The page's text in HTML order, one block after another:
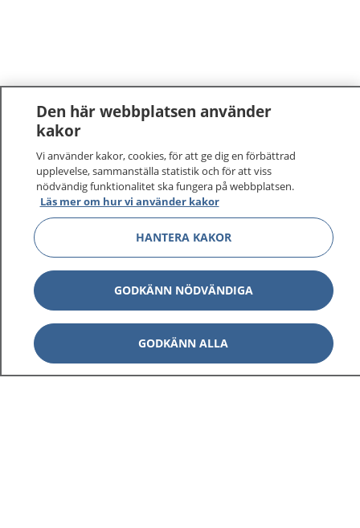
Den här webbplatsen använder
kakor
Vi använder kakor, cookies, för att ge dig en förbättrad
upplevelse, sammanställa statistik och för att viss
nödvändig funktionalitet ska fungera på webbplatsen.
Läs mer om hur vi använder kakor
HANTERA KAKOR
GODKÄNN NÖDVÄNDIGA
GODKÄNN ALLA